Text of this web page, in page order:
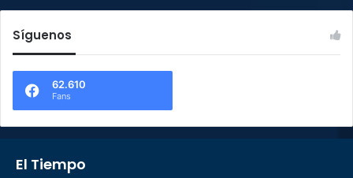
Síguenos
62.610
Fans
El Tiempo